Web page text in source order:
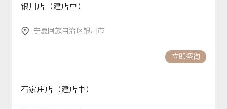
银川店（建店中）
宁夏回族自治区银川市
立即咨询
石家庄店（建店中）